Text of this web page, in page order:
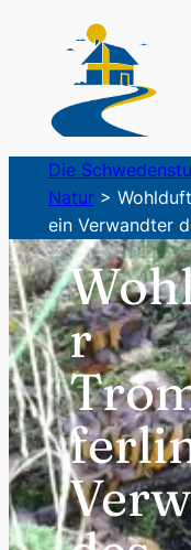
springen
Die
Natur>
ein Verwandter
r